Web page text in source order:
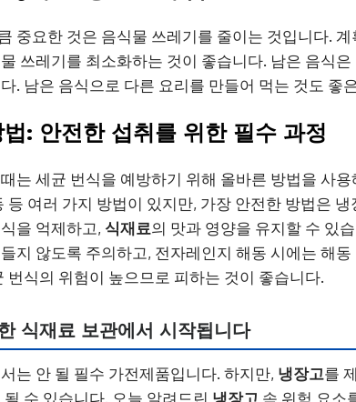
중요한 것은 음식물 쓰레기를 줄이는 것입니다.
쓰레기를 최소화하는 것이 좋습니다. 남은 음식
. 남은 음식으로 다른 요리를 만들어 먹는 것도 좋
: 안전한 섭취를 위한 필수 과정
는 세균 번식을 예방하기 위해 올바른 방법을 사
등 여러 가지 방법이 있지만, 가장 안전한 방법은
을 억제하고, 식재료의 맛과 영양을 유지할 수 있
지 않도록 주의하고, 전자레인지 해동 시에는 해
번식의 위험이 높으므로 피하는 것이 좋습니다.
식재료 보관에서 시작됩니다
는 안 될 필수 가전제품입니다. 하지만, 냉장고를
수 있습니다. 오늘 알려드린 냉장고 속 위험 요소